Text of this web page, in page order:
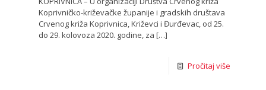
Koprivničko-križevačke županije i gradskih društava
Crvenog križa Koprivnica, Križevci i Đurđevac, od 25.
do 29. kolovoza 2020. godine, za […]
Pročitaj više